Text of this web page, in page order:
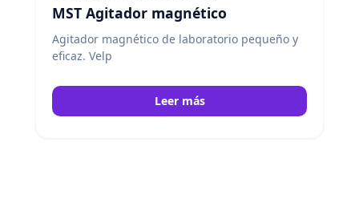
MST Agitador magnético
Agitador magnético de laboratorio pequeño y
eficaz. Velp
Leer más